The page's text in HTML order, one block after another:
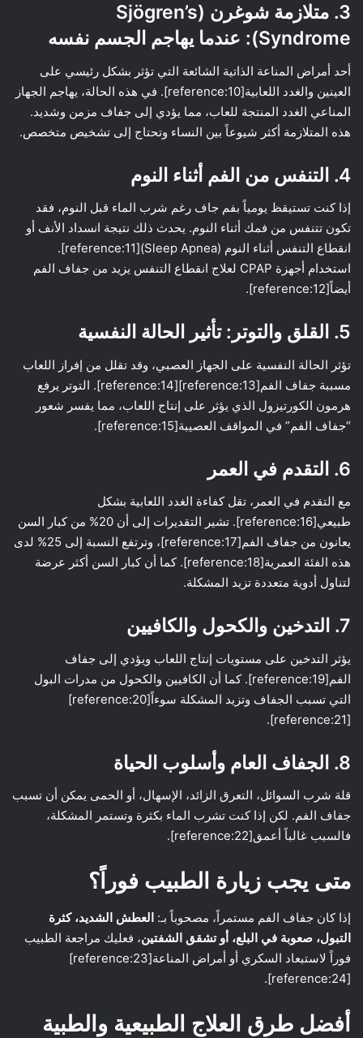
3. متلازمة شوغرن (Sjögren’s
Syndrome): عندما يهاجم الجسم نفسه
أحد أمراض المناعة الذاتية الشائعة التي تؤثر بشكل رئيسي على
العينين والغدد اللعابية[reference:10]. في هذه الحالة، يهاجم الجهاز
المناعي الغدد المنتجة للعاب، مما يؤدي إلى جفاف مزمن وشديد.
هذه المتلازمة أكثر شيوعاً بين النساء وتحتاج إلى تشخيص متخصص.
4. التنفس من الفم أثناء النوم
إذا كنت تستيقظ يومياً بفم جاف رغم شرب الماء قبل النوم، فقد
تكون تتنفس من فمك أثناء النوم. يحدث ذلك نتيجة انسداد الأنف أو
انقطاع التنفس أثناء النوم (Sleep Apnea)[reference:11].
استخدام أجهزة CPAP لعلاج انقطاع التنفس يزيد من جفاف الفم
أيضاً[reference:12].
5. القلق والتوتر: تأثير الحالة النفسية
تؤثر الحالة النفسية على الجهاز العصبي، وقد تقلل من إفراز اللعاب
مسببة جفاف الفم[reference:13][reference:14]. التوتر يرفع
هرمون الكورتيزول الذي يؤثر على إنتاج اللعاب، مما يفسر شعور
“جفاف الفم” في المواقف العصيبة[reference:15].
6. التقدم في العمر
مع التقدم في العمر، تقل كفاءة الغدد اللعابية بشكل
طبيعي[reference:16]. تشير التقديرات إلى أن 20% من كبار السن
يعانون من جفاف الفم[reference:17]، وترتفع النسبة إلى 25% لدى
هذه الفئة العمرية[reference:18]. كما أن كبار السن أكثر عرضة
لتناول أدوية متعددة تزيد المشكلة.
7. التدخين والكحول والكافيين
يؤثر التدخين على مستويات إنتاج اللعاب ويؤدي إلى جفاف
الفم[reference:19]. كما أن الكافيين والكحول من مدرات البول
التي تسبب الجفاف وتزيد المشكلة سوءاً[reference:20]
[reference:21].
8. الجفاف العام وأسلوب الحياة
قلة شرب السوائل، التعرق الزائد، الإسهال، أو الحمى يمكن أن تسبب
جفاف الفم. لكن إذا كنت تشرب الماء بكثرة وتستمر المشكلة،
فالسبب غالباً أعمق[reference:22].
متى يجب زيارة الطبيب فوراً؟
إذا كان جفاف الفم مستمراً، مصحوباً بـ: العطش الشديد، كثرة
التبول، صعوبة في البلع، أو تشقق الشفتين، فعليك مراجعة الطبيب
فوراً لاستبعاد السكري أو أمراض المناعة[reference:23]
[reference:24].
أفضل طرق العلاج الطبيعية والطبية